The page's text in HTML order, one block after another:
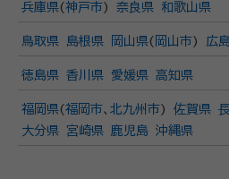
兵庫県(神戸市) 奈良県 和歌山県
鳥取県 島根県 岡山県( 岡山市) 広
徳島県 香川県 愛媛県 高知県
福岡県(福岡市、 北九州市) 佐賀県
大分県
宮崎県 鹿児島 沖縄県